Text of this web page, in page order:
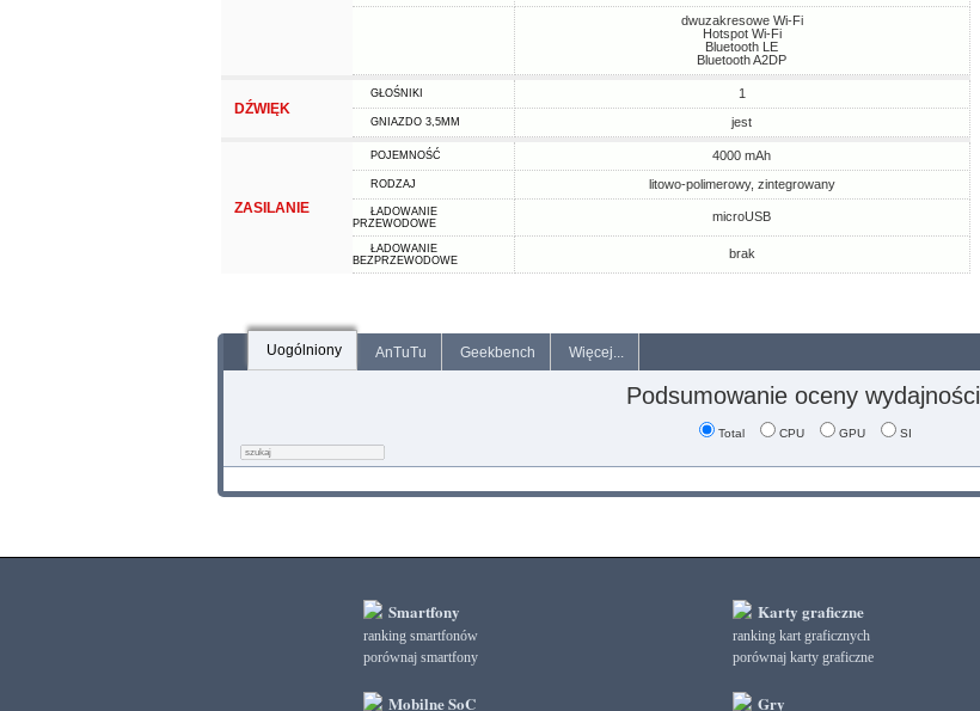
dwuzakresowe Wi-Fi
Hotspot Wi-Fi
Bluetooth LE
Bluetooth A2DP
DŹWIĘK
GŁOŚNIKI 1
GNIAZDO 3,5MM jest
ZASILANIE
POJEMNOŚĆ 4000 mAh
RODZAJ litowo-polimerowy, zintegrowany
ŁADOWANIE
PRZEWODOWE
microUSB
ŁADOWANIE
BEZPRZEWODOWE
brak
Uogólniony AnTuTu Geekbench Więcej...
Podsumowanie oceny wydajności
Total CPU GPU SI
Smartfony
ranking smartfonów
porównaj smartfony
Mobilne SoC
Karty graficzne
ranking kart graficznych
porównaj karty graficzne
Gry